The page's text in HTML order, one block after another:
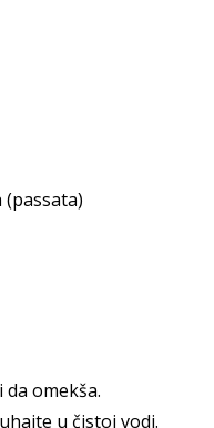
(passata)
omekša.
u čistoj vodi.